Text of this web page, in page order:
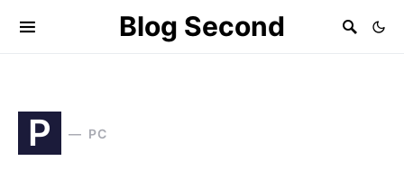
Blog Second
P PC